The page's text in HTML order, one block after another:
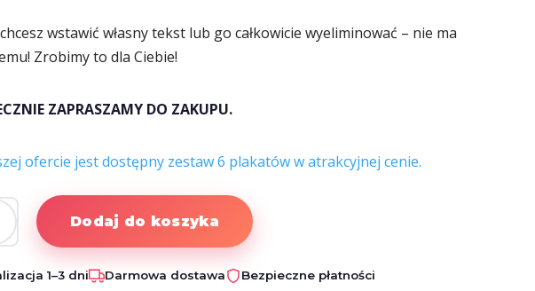
wstawić własny tekst lub go całkowicie wyeliminować – nie ma
Zrobimy to dla Ciebie!
ZAPRASZAMY DO ZAKUPU.
ofercie jest dostępny zestaw 6 plakatów w atrakcyjnej cenie.
Dodaj do koszyka
1–3 dni Darmowa dostawa Bezpieczne płatności